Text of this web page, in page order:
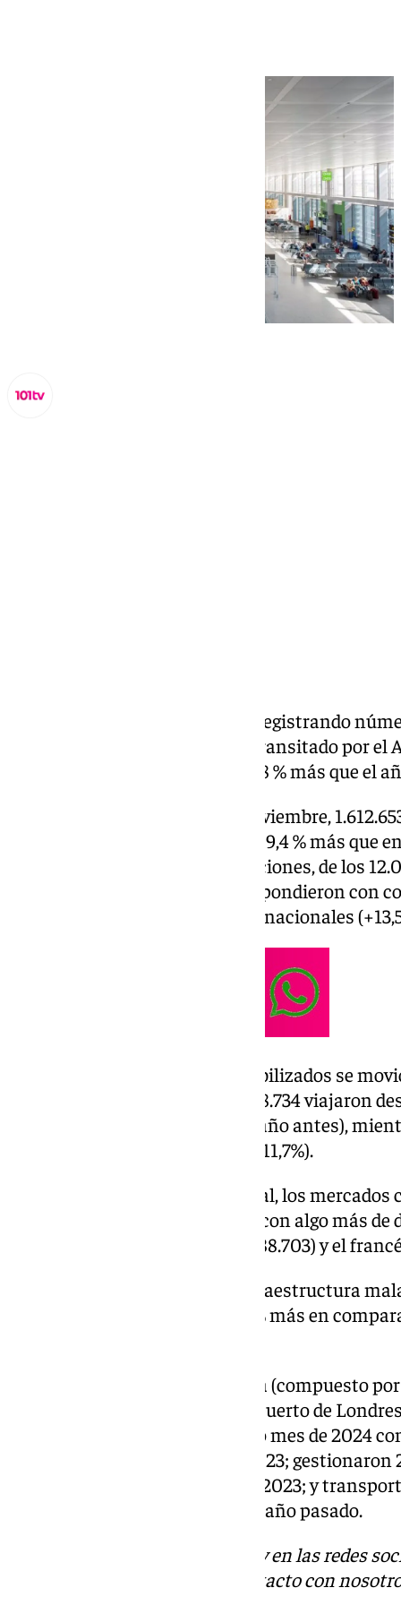
El Aeropuerto de Málaga sigue registrando
año, 23.349,816 pasajeros han transitado por el
vuelos. Esta cifra supone un 11,8 % más que el
En lo que respecta al mes de noviembre,
12.068 vuelos, lo que supone un 9,4 % más que
anterior. En cuanto a las operaciones, de los
pasado (+9,7%), 11.850 se correspondieron con
nacionales (+0,6%) y 9.155, internacionales
El grueso de los usuarios contabilizados se
sumaron 1.609.247. De ellos, 288.734 viajaron
española (un 0,2% más que un año antes),
conexiones con el extranjero (+11,7%).
Respecto al tráfico internacional, los
británico (329.644 pasajeros) y, con algo más
holandés (108.031), el italiano (88.703) y el
Entre enero y noviembre, la infraestructura
aterrizajes y despegues, un 8,4% más en
Los aeropuertos del Grupo Aena (compuesto
helipuertos en España, el Aeropuerto de
Brasil) han cerrado el undécimo mes de 2024
más que en el mismo mes de 2023;
aeronaves, un 9,2% más que en 2023; y
mercancía, un 14,1% más que el año pasado.
Descubre más noticias de 101Tv en las redes
. Puedes ponerte en contacto con